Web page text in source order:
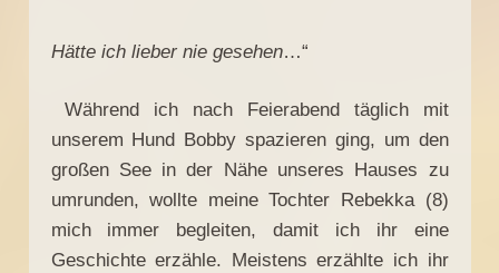
Hätte ich lieber nie gesehen…“
Während ich nach Feierabend täglich mit
unserem Hund Bobby spazieren ging, um den
großen See in der Nähe unseres Hauses zu
umrunden, wollte meine Tochter Rebekka (8)
mich immer begleiten, damit ich ihr eine
Geschichte erzähle. Meistens erzählte ich ihr